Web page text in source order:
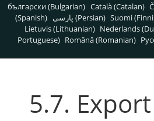
български (Bulgarian) Català (Catalan)
(Spanish)
پارسی (Persian) Suomi
Lietuvis (Lithuanian) Nederlands
Portuguese) Română (Romanian)
5.7.